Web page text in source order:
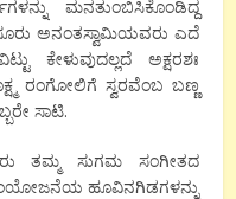
ಮನತುಂಬಿಸಿಕೊಂಡಿದ್ದ
ಅನಂತಸ್ವಾಮಿಯವರು ಎದೆ
ಕೇಳುವುದಲ್ಲದೆ ಅಕ್ಷರಶಃ
ರಂಗೋಲಿಗೆ ಸ್ವರವೆಂಬ ಬಣ್ಣ
ಸಾಟಿ.
ತಮ್ಮ ಸುಗಮ ಸಂಗೀತದ
ಹೂವಿನಗಿಡಗಳನ್ನು